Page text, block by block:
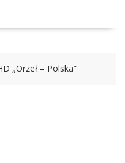
„Orzeł – Polska”